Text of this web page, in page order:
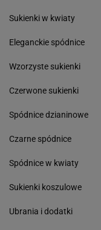
Sukienki w kwiaty
Eleganckie spódnice
Wzorzyste sukienki
Czerwone sukienki
Spódnice dzianinowe
Czarne spódnice
Spódnice w kwiaty
Sukienki koszulowe
Ubrania i dodatki